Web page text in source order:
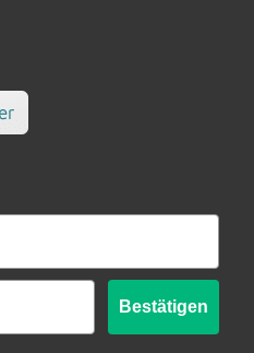
Bestätigen